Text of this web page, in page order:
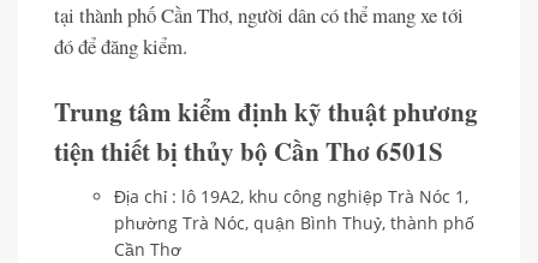
tại thành phố Cần Thơ, người dân có thể mang xe tới
đó để đăng kiểm.
Trung tâm kiểm định kỹ thuật phương
tiện thiết bị thủy bộ Cần Thơ 6501S
Địa chỉ : lô 19A2, khu công nghiệp Trà Nóc 1,
phường Trà Nóc, quận Bình Thuỷ, thành phố
Cần Thơ